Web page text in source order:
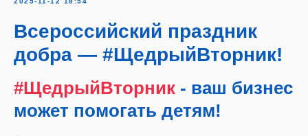
Всероссийский праздник
добра — #ЩедрыйВторник!
#ЩедрыйВторник - ваш бизнес
может помогать детям!